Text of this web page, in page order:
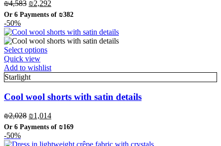
be
chosen
the
product
page
₪4,583 Original
price
was:
₪4,583.
₪2,292
price
₪2,292.
Or 6 Payments of ₪382
-50%
Select optionsThis
has
variants.
The
options
may
be
chosen
Quick view
Add to wishlist
Starlight
Cool wool shorts with satin details
₪2,028 Original
price
was:
₪2,028.
₪1,014Current
price
₪1,014.
Or 6 Payments of ₪169
-50%